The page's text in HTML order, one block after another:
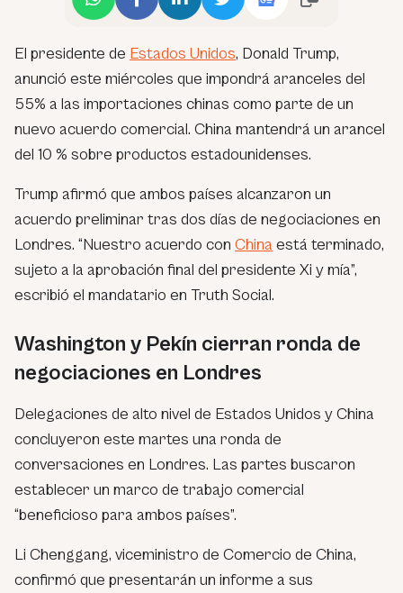
El presidente de Estados Unidos, Donald Trump,
anunció este miércoles que impondrá aranceles del
55% a las importaciones chinas como parte de un
nuevo acuerdo comercial. China mantendrá un arancel
del 10 % sobre productos estadounidenses.
Trump afirmó que ambos países alcanzaron un
acuerdo preliminar tras dos días de negociaciones en
Londres. “Nuestro acuerdo con China está terminado,
sujeto a la aprobación final del presidente Xi y mía”,
escribió el mandatario en Truth Social.
Washington y Pekín cierran ronda de
negociaciones en Londres
Delegaciones de alto nivel de Estados Unidos y China
concluyeron este martes una ronda de
conversaciones en Londres. Las partes buscaron
establecer un marco de trabajo comercial
“beneficioso para ambos países”.
Li Chenggang, viceministro de Comercio de China,
confirmó que presentarán un informe a sus